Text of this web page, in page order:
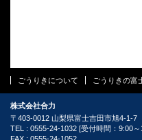
ごうりきについて ごうりきの富
株式会社合力
〒403-0012 山梨県富士吉田市旭4-1-7
TEL : 0555-24-1032 [受付時間：9:00～